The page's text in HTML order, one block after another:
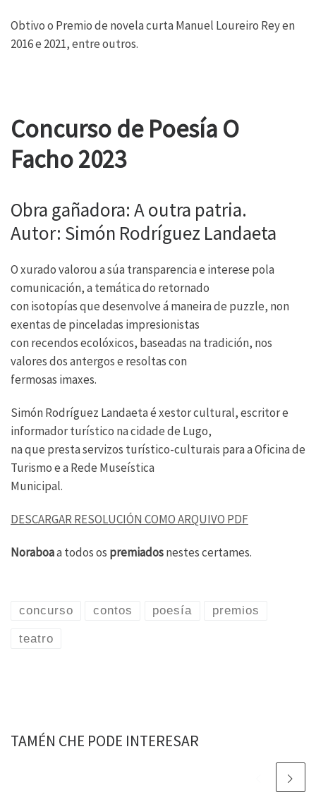
Obtivo o Premio de novela curta Manuel Loureiro Rey en
2016 e 2021, entre outros.
Concurso de Poesía O
Facho 2023
Obra gañadora: A outra patria.
Autor: Simón Rodríguez Landaeta
O xurado valorou a súa transparencia e interese pola
comunicación, a temática do retornado
con isotopías que desenvolve á maneira de puzzle, non
exentas de pinceladas impresionistas
con recendos ecolóxicos, baseadas na tradición, nos
valores dos antergos e resoltas con
fermosas imaxes.
Simón Rodríguez Landaeta é xestor cultural, escritor e
informador turístico na cidade de Lugo,
na que presta servizos turístico-culturais para a Oficina de
Turismo e a Rede Museística
Municipal.
DESCARGAR RESOLUCIÓN COMO ARQUIVO PDF
Noraboaa todos os premiadosnestes certames.
concurso contos poesía premios
teatro
TAMÉN CHE PODE INTERESAR